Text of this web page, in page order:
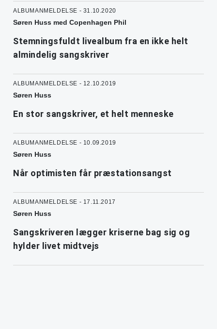
ALBUMANMELDELSE - 31.10.2020
Søren Huss med Copenhagen Phil
Stemningsfuldt livealbum fra en ikke helt
almindelig sangskriver
ALBUMANMELDELSE - 12.10.2019
Søren Huss
En stor sangskriver, et helt menneske
ALBUMANMELDELSE - 10.09.2019
Søren Huss
Når optimisten får præstationsangst
ALBUMANMELDELSE - 17.11.2017
Søren Huss
Sangskriveren lægger kriserne bag sig og
hylder livet midtvejs